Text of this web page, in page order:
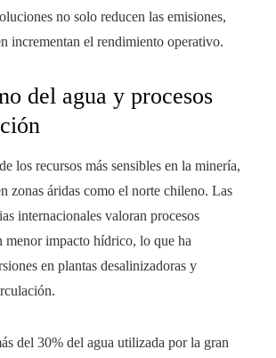
no solo reducen las emisiones,
incrementan el rendimiento operativo.
del agua y procesos
los recursos más sensibles en la minería,
zonas áridas como el norte chileno. Las
internacionales valoran procesos
menor impacto hídrico, lo que ha
en plantas desalinizadoras y
del 30% del agua utilizada por la gran